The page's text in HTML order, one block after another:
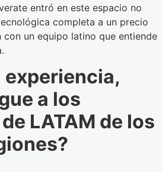
entró en este espacio no
completa a un precio
con un equipo latino que entiende
experiencia,
a los
LATAM de los